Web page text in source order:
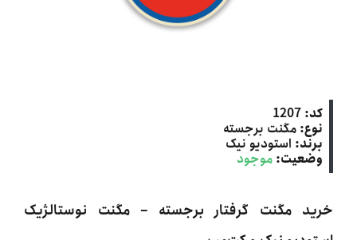
کد: 1207
نوع: مگنت برجسته
برند: استودیو نیک
وضعیت: موجود
خرید مگنت گرفتار برجسته – مگنت نوستالژیک